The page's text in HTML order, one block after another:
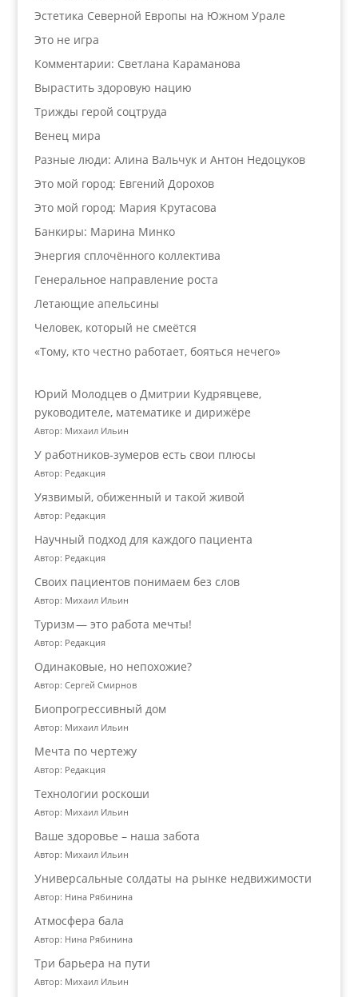
Эстетика Северной Европы на Южном Урале
Это не игра
Комментарии: Светлана Караманова
Вырастить здоровую нацию
Трижды герой соцтруда
Венец мира
Разные люди: Алина Вальчук и Антон Недоцуков
Это мой город: Евгений Дорохов
Это мой город: Мария Крутасова
Банкиры: Марина Минко
Энергия сплочённого коллектива
Генеральное направление роста
Летающие апельсины
Человек, который не смеётся
«Тому, кто честно работает, бояться нечего»
Юрий Молодцев о Дмитрии Кудрявцеве,
руководителе, математике и дирижёре
Автор: Михаил Ильин
У работников‑зумеров есть свои плюсы
Автор: Редакция
Уязвимый, обиженный и такой живой
Автор: Редакция
Научный подход для каждого пациента
Автор: Редакция
Своих пациентов понимаем без слов
Автор: Михаил Ильин
Туризм — это работа мечты!
Автор: Редакция
Одинаковые, но непохожие?
Автор: Сергей Смирнов
Биопрогрессивный дом
Автор: Михаил Ильин
Мечта по чертежу
Автор: Редакция
Технологии роскоши
Автор: Михаил Ильин
Ваше здоровье – наша забота
Автор: Михаил Ильин
Универсальные солдаты на рынке недвижимости
Автор: Нина Рябинина
Атмосфера бала
Автор: Нина Рябинина
Три барьера на пути
Автор: Михаил Ильин